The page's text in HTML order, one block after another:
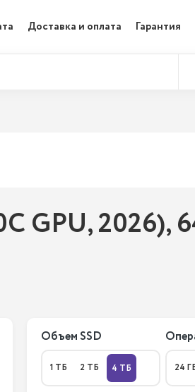
Доставка и оплата Гарантия
GPU, 2026),
Объем SSD
1 ТБ 2 ТБ 4 ТБ 24